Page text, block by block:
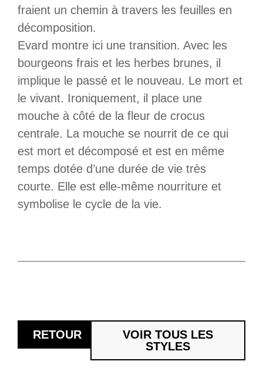
fraient un chemin à travers les feuilles en
décomposition.
Evard montre ici une transition. Avec les
bourgeons frais et les herbes brunes, il
implique le passé et le nouveau. Le mort et
le vivant. Ironiquement, il place une
mouche à côté de la fleur de crocus
centrale. La mouche se nourrit de ce qui
est mort et décomposé et est en même
temps dotée d’une durée de vie très
courte. Elle est elle-même nourriture et
symbolise le cycle de la vie.
RETOUR
VOIR TOUS LES
STYLES